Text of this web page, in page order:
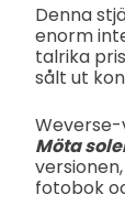
Denna
enorm
talrika
sålt ut
Weverse-
Möta
fotobok